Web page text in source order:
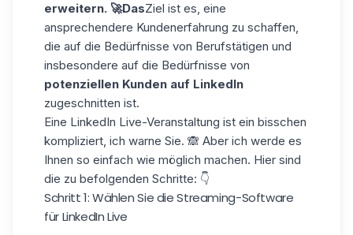
erweitern. 🚀DasZiel ist es, eine
ansprechendere Kundenerfahrung zu schaffen,
die auf die Bedürfnisse von Berufstätigen und
insbesondere auf die Bedürfnisse von
potenziellen Kunden auf LinkedIn
zugeschnitten ist.
Eine LinkedIn Live-Veranstaltung ist ein bisschen
kompliziert, ich warne Sie. 🙈 Aber ich werde es
Ihnen so einfach wie möglich machen. Hier sind
die zu befolgenden Schritte: 👇
Schritt 1: Wählen Sie die Streaming-Software
für LinkedIn Live